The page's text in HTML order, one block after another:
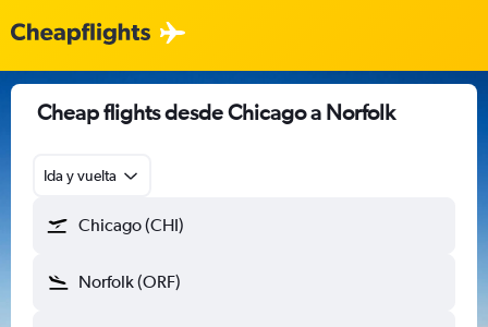
Cheap flights desde Chicago a Norfolk
Ida y vuelta
Chicago (CHI)
Norfolk (ORF)